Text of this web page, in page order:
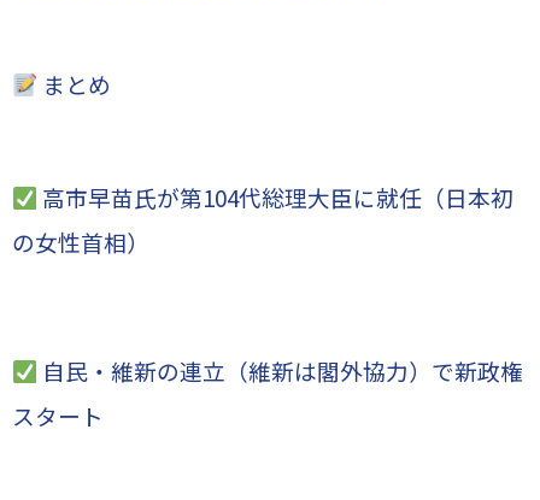
まとめ
高市早苗氏が第104代総理大臣に就任（日本初
の女性首相）
自民・維新の連立（維新は閣外協力）で新政権
スタート